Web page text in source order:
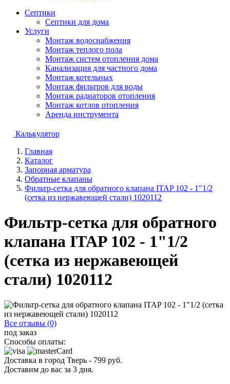
Септики
Септики для дома
Услуги
Монтаж водоснабжения
Монтаж теплого пола
Монтаж систем отопления дома
Канализация для частного дома
Монтаж котельных
Монтаж фильтров для воды
Монтаж радиаторов отопления
Монтаж котлов отопления
Аренда инструмента
Калькулятор
Главная
Каталог
Запорная арматура
Обратные клапаны
Фильтр-сетка для обратного клапана ITAP 102 - 1"1/2
(сетка из нержавеющей стали) 1020112
Фильтр-сетка для обратного
клапана ITAP 102 - 1"1/2
(сетка из нержавеющей
стали) 1020112
Все отзывы (0)
под заказ
Способы оплаты:
Доставка в город Тверь - 799 руб.
Доставим до вас за 3 дня.